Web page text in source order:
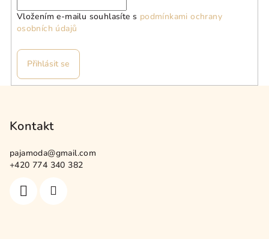
Vložením e-mailu souhlasíte s podmínkami ochrany
osobních údajů
Přihlásit se
Kontakt
pajamoda@gmail.com
+420 774 340 382